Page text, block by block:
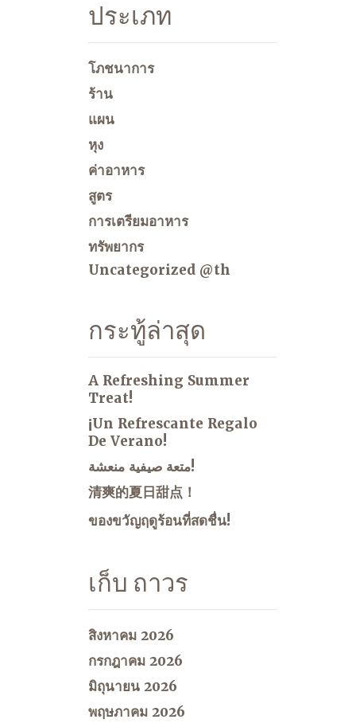
ประเภท
โภชนาการ
ร้าน
แผน
หุง
ค่าอาหาร
สูตร
การเตรียมอาหาร
ทรัพยากร
Uncategorized @th
กระทู้ล่าสุด
A Refreshing Summer
Treat!
¡Un Refrescante Regalo
De Verano!
متعة صيفية منعشة!
清爽的夏日甜点！
ของขวัญฤดูร้อนที่สดชื่น!
เก็บ ถาวร
สิงหาคม 2026
กรกฎาคม 2026
มิถุนายน 2026
พฤษภาคม 2026